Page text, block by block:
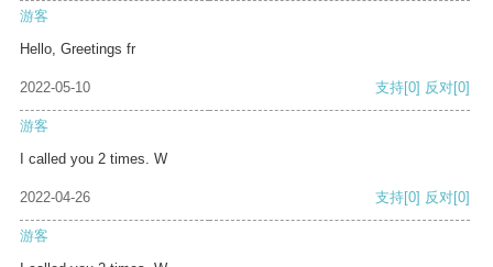
游客
Hello, Greetings fr
2022-05-10 支持[0] 反对[0]
游客
I called you 2 times. W
2022-04-26 支持[0] 反对[0]
游客